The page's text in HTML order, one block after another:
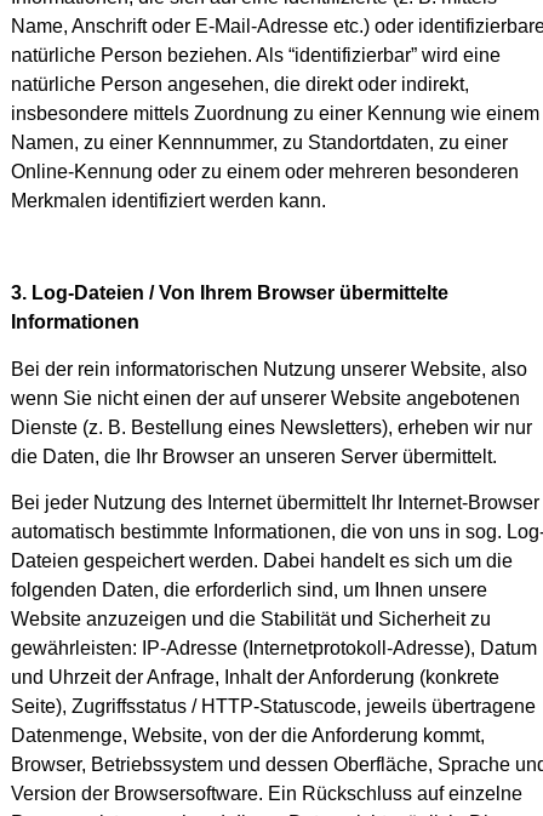
Name, Anschrift oder E-Mail-Adresse etc.) oder
natürliche Person beziehen. Als “identifizierbar” wird eine
natürliche Person angesehen, die direkt oder indirekt,
insbesondere mittels Zuordnung zu einer Kennung wie einem
Namen, zu einer Kennnummer, zu Standortdaten, zu einer
Online-Kennung oder zu einem oder mehreren besonderen
Merkmalen identifiziert werden kann.
3. Log-Dateien / Von Ihrem Browser übermittelte
Informationen
Bei der rein informatorischen Nutzung unserer Website, also
wenn Sie nicht einen der auf unserer Website angebotenen
Dienste (z. B. Bestellung eines Newsletters), erheben wir nur
die Daten, die Ihr Browser an unseren Server übermittelt.
Bei jeder Nutzung des Internet übermittelt Ihr Internet-Browser
automatisch bestimmte Informationen, die von uns in sog.
Dateien gespeichert werden. Dabei handelt es sich um die
folgenden Daten, die erforderlich sind, um Ihnen unsere
Website anzuzeigen und die Stabilität und Sicherheit zu
gewährleisten: IP-Adresse (Internetprotokoll-Adresse), Datum
und Uhrzeit der Anfrage, Inhalt der Anforderung (konkrete
Seite), Zugriffsstatus / HTTP-Statuscode, jeweils übertragene
Datenmenge, Website, von der die Anforderung kommt,
Browser, Betriebssystem und dessen Oberfläche, Sprache
Version der Browsersoftware. Ein Rückschluss auf einzelne